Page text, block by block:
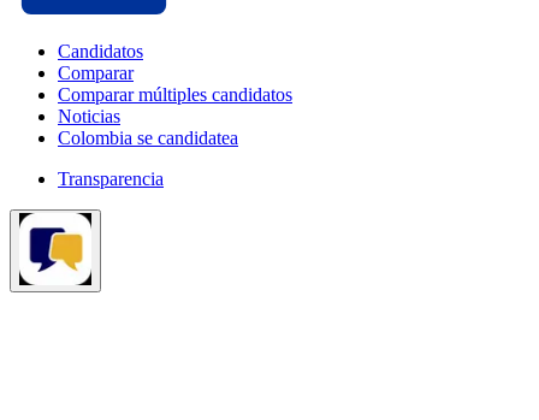
Candidatos
Comparar
Comparar múltiples candidatos
Noticias
Colombia se candidatea
Transparencia